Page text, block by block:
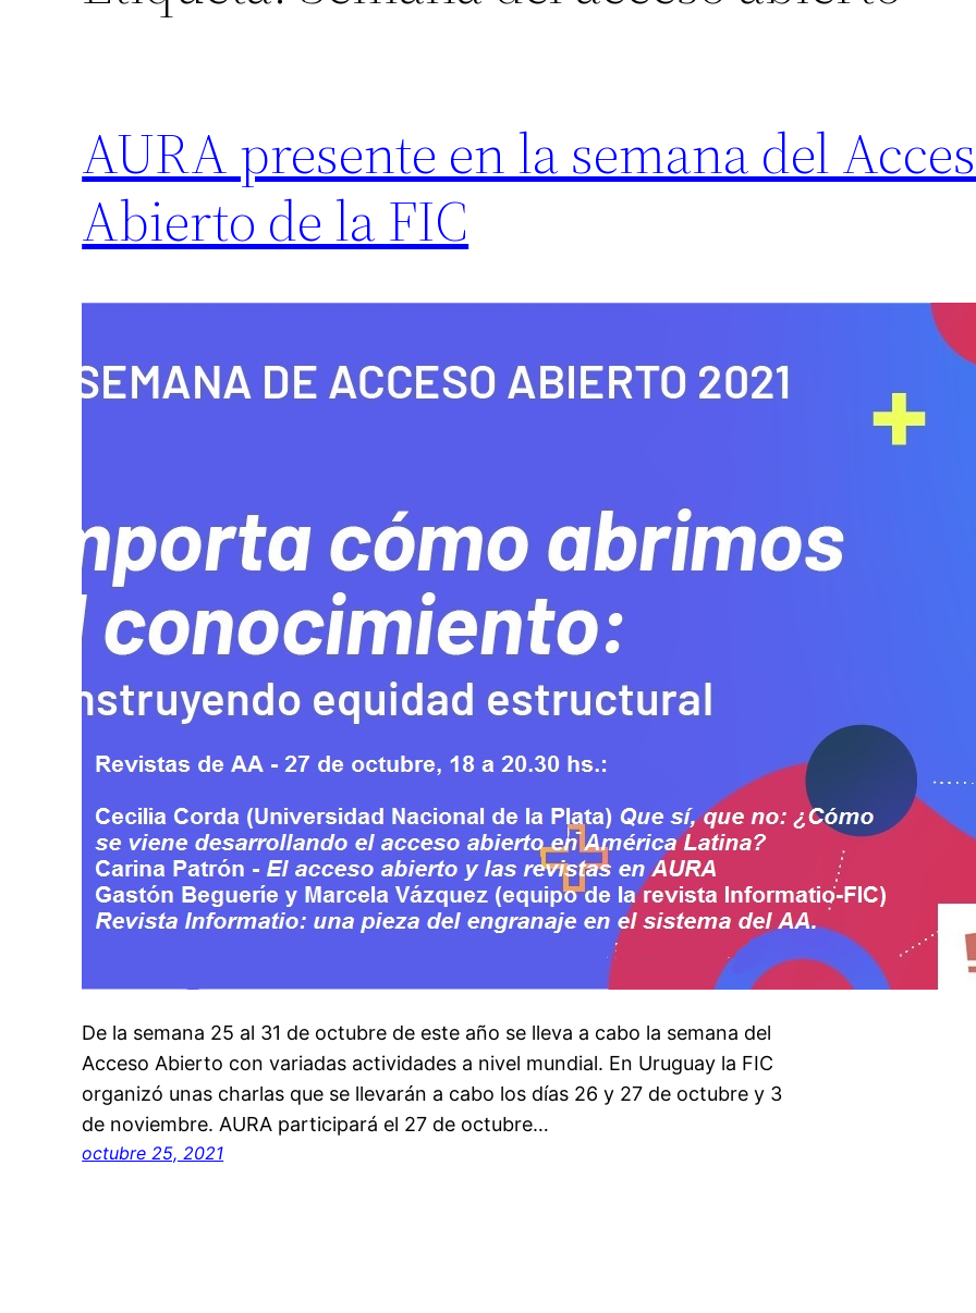
AURA presente en la semana del
Abierto de la FIC
De la semana 25 al 31 de octubre de este año se lleva a cabo la semana del
Acceso Abierto con variadas actividades a nivel mundial. En Uruguay la FIC
organizó unas charlas que se llevarán a cabo los días 26 y 27 de octubre y 3
de noviembre. AURA participará el 27 de octubre…
octubre 25, 2021